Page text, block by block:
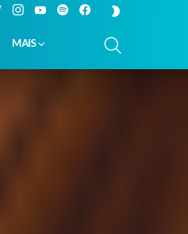
TwitterInstagramYouTubeSpotify Facebook
MAIS